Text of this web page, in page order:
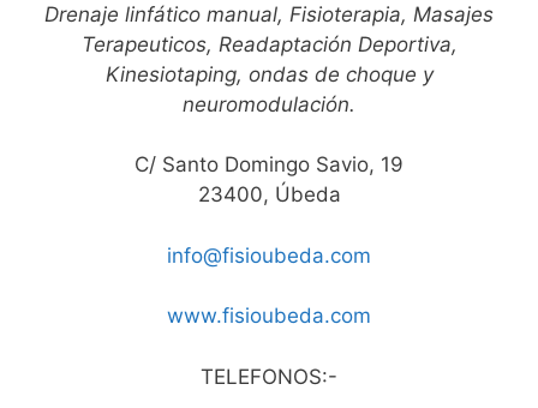
Drenaje linfático manual, Fisioterapia, Masajes
Terapeuticos, Readaptación Deportiva,
Kinesiotaping, ondas de choque y
neuromodulación.
C/ Santo Domingo Savio, 19
23400, Úbeda
info@fisioubeda.com
www.fisioubeda.com
TELEFONOS:-